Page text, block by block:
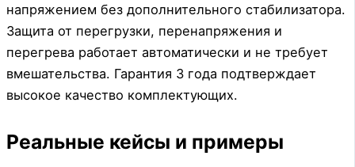
напряжением без дополнительного стабилизатора.
Защита от перегрузки, перенапряжения и
перегрева работает автоматически и не требует
вмешательства. Гарантия 3 года подтверждает
высокое качество комплектующих.
Реальные кейсы и примеры